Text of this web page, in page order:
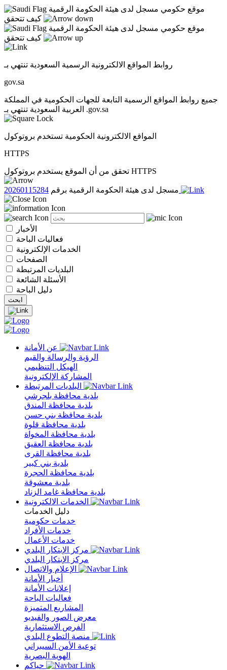
موقع حكومي مسجل لدى هيئة الحكومة الرقمية
موقع حكومي مسجل لدى هيئة الحكومة الرقمية
روابط المواقع الالكترونية الرسمية السعودية تنتهي بـ
gov.sa
جميع روابط المواقع الرسمية التابعة للجهات الحكومية في المملكة
العربية السعودية تنتهي بـ .gov.sa
المواقع الالكترونية الحكومية تستخدم بروتوكول
HTTPS
تحقق من أن الموقع يستخدم بروتوكول HTTPS
مسجل لدى هيئة الحكومة الرقمية برقم
الأخبار
فعاليات الباحة
الخدمات الإلكترونية
الصفحات
البلديات المرتبطة
الأسئلة الشائعة
دليل الباحة
الرؤية والرسالة والقيم
الهيكل التنظيمي
المشاركة الإلكترونية
بلدية محافظة بلجرشي
بلدية محافظة المندق
بلدية محافظة بني حسن
بلدية محافظة قلوة
بلدية محافظة المخواة
بلدية محافظة العقيق
بلدية محافظة القرى
بلدية بني كبير
بلدية محافظة الحجرة
بلدية معشوقة
بلدية محافظة غامد الزناد
دليل الخدمات
خدمات حكومية
خدمات الأفراد
خدمات الأعمال
مركز الإبتكار البلدي
أخبار الأمانة
إعلانات الأمانة
فعاليات الباحة
المشاريع المتميزة
معرض الصور والفيديو
الفرص الاستثمارية
منصة التطوع البلدي
توعية الأمن السيبراني
الهوية البصرية